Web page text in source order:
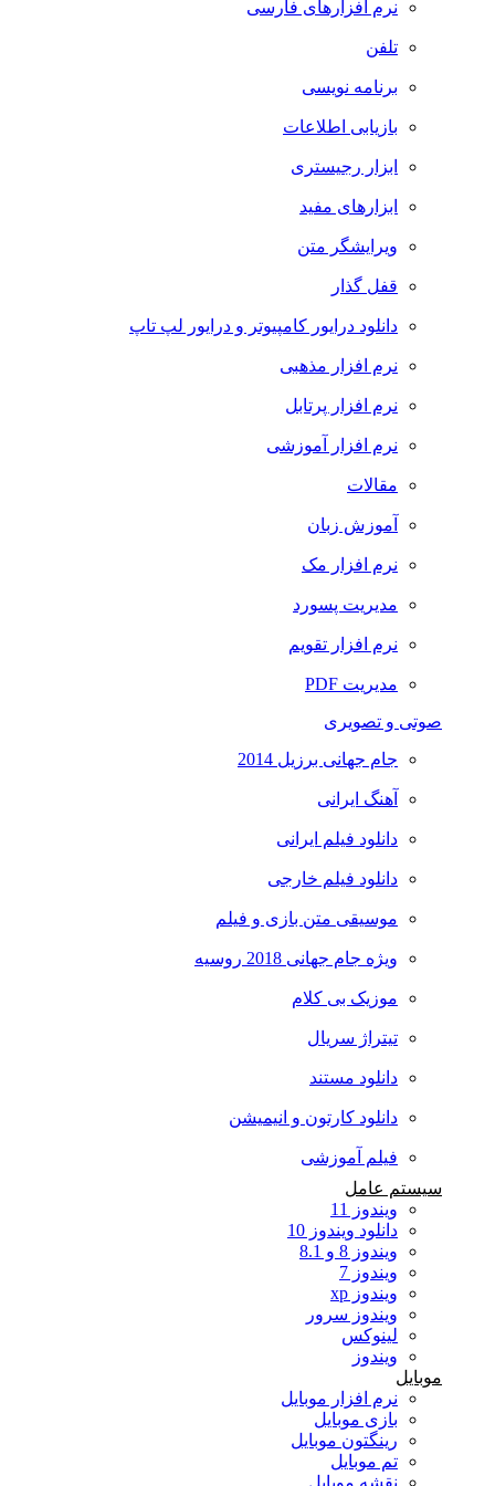
نرم افزارهای فارسی
تلفن
برنامه نویسی
بازیابی اطلاعات
ابزار رجیستری
ابزارهای مفید
ویرایشگر متن
قفل گذار
دانلود درایور کامپیوتر و درایور لپ تاپ
نرم افزار مذهبی
نرم افزار پرتابل
نرم افزار آموزشی
مقالات
آموزش زبان
نرم افزار مک
مدیریت پسورد
نرم افزار تقویم
مدیریت PDF
صوتی و تصویری
جام جهانی برزیل 2014
آهنگ ایرانی
دانلود فیلم ایرانی
دانلود فیلم خارجی
موسیقی متن بازی و فیلم
ویژه جام جهانی 2018 روسیه
موزیک بی کلام
تیتراژ سریال
دانلود مستند
دانلود کارتون و انیمیشن
فیلم آموزشی
سیستم عامل
ویندوز 11
دانلود ویندوز 10
ویندوز 8 و 8.1
ویندوز 7
ویندوز xp
ویندوز سرور
لینوکس
ویندوز
موبایل
نرم افزار موبایل
بازی موبایل
رینگتون موبایل
تم موبایل
نقشه موبایل